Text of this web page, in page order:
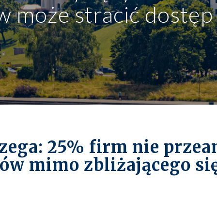
EKSPERCI
Wszyscy
Zabezpieczenie osób zarządzających
Programy pracownicze
może stracić dostęp
25% firm nie
mimo zbliżającego